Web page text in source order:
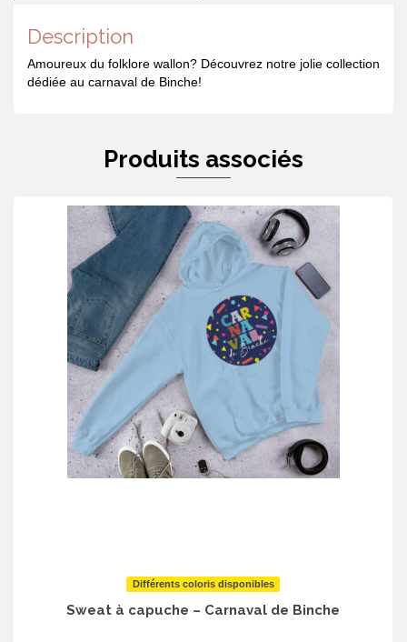
Description
Amoureux du folklore wallon? Découvrez notre jolie collection
dédiée au carnaval de Binche!
Produits associés
Différents coloris disponibles
Sweat à capuche – Carnaval de Binche